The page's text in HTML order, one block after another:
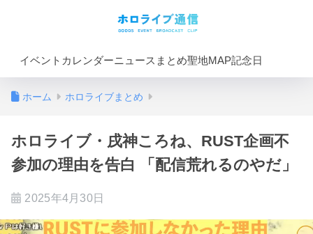
イベントカレンダーニュースまとめ聖地MAP記念日
ホーム ホロライブまとめ
ホロライブ・戌神ころね、RUST企画不
参加の理由を告白 「配信荒れるのやだ」
2025年4月30日